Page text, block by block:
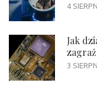
4
Jak
3